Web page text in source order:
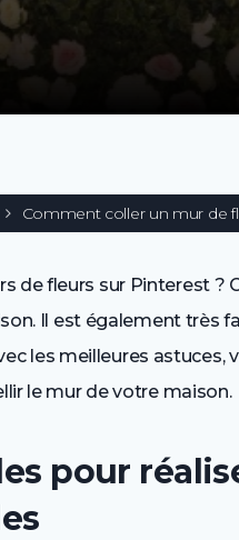
Comment coller un mur de
de fleurs sur Pinterest ?
Il est également très
les meilleures astuces,
le mur de votre maison.
pour